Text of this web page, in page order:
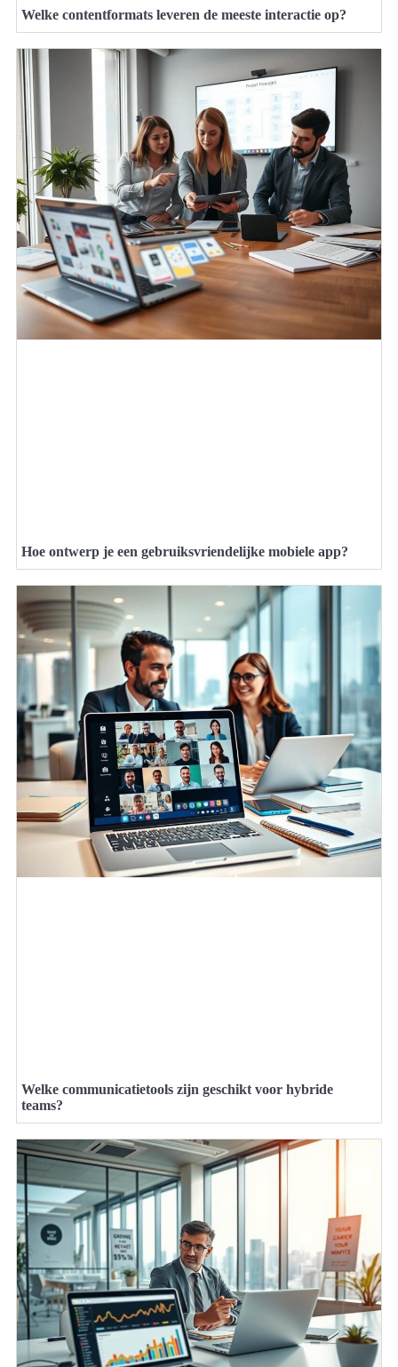
Welke contentformats leveren de meeste interactie op?
Hoe ontwerp je een gebruiksvriendelijke mobiele app?
Welke communicatietools zijn geschikt voor hybride
teams?